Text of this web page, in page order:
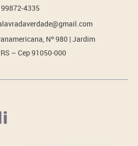
4335
Nº 980 | Jardim
– Cep 91050-000